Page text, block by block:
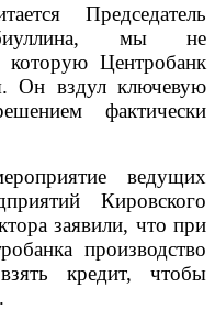
Председатель
мы не
которую Центробанк
Он вздул ключевую
фактически
ведущих
Кировского
заявили, что при
производство
кредит, чтобы